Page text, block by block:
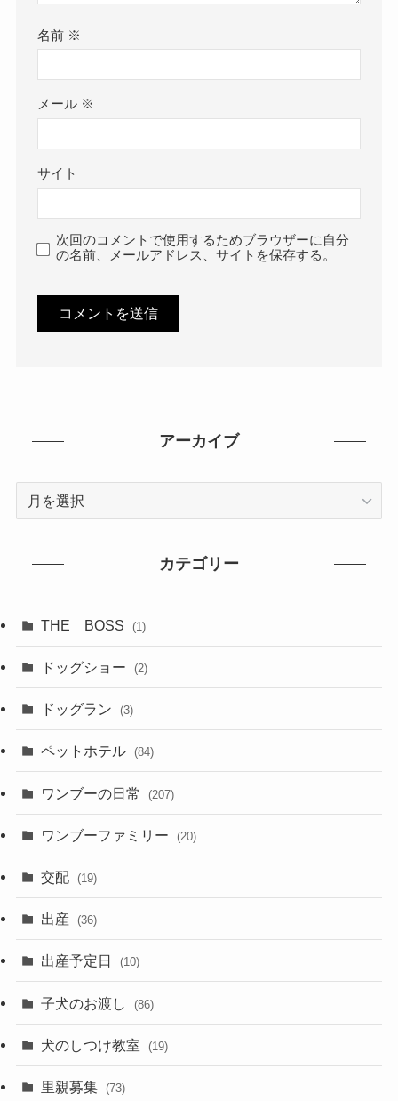
名前 ※
メール ※
サイト
次回のコメントで使用するためブラウザーに自分
の名前、メールアドレス、サイトを保存する。
アーカイブ
カテゴリー
THE BOSS (1)
ドッグショー (2)
ドッグラン (3)
ペットホテル (84)
ワンブーの日常 (207)
ワンブーファミリー (20)
交配 (19)
出産 (36)
出産予定日 (10)
子犬のお渡し (86)
犬のしつけ教室 (19)
里親募集 (73)